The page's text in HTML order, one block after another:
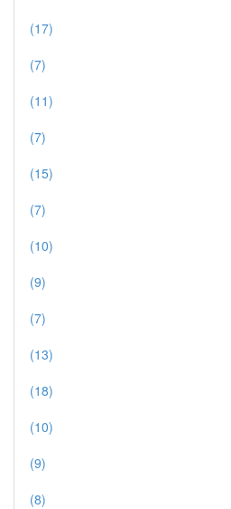
(17)
(7)
(11)
(7)
(15)
(7)
(10)
(9)
(7)
(13)
(18)
(10)
(9)
(8)